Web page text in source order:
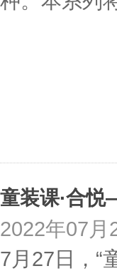
2022年07月
7月27日，“